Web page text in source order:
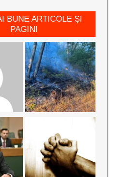
BUNE ARTICOLE ȘI
PAGINI